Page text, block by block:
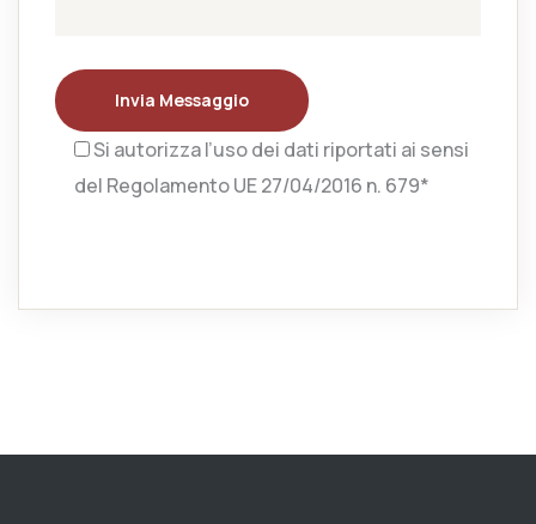
Invia Messaggio
Si autorizza l’uso dei dati riportati ai sensi
del Regolamento UE 27/04/2016 n. 679*